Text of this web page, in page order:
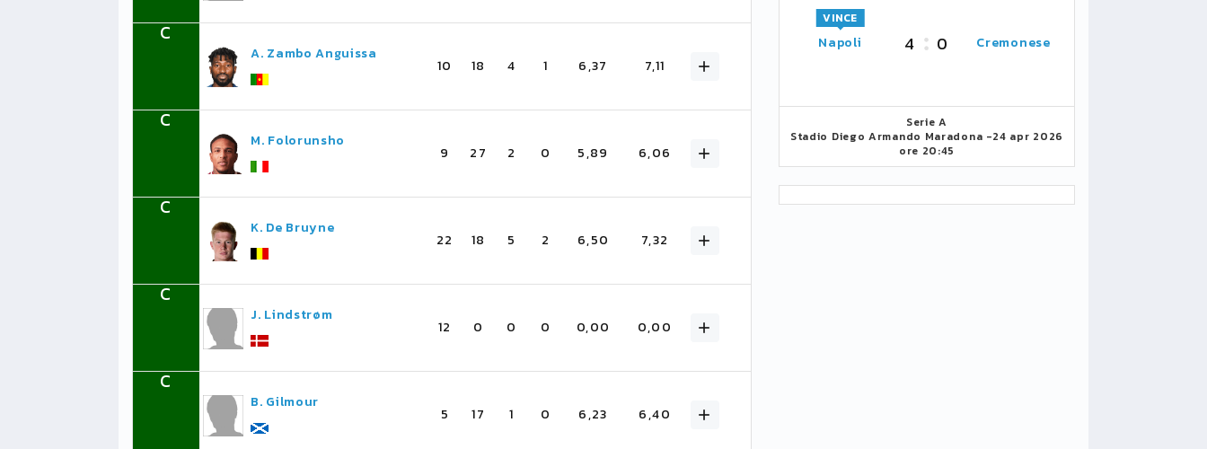
C
A. Zambo Anguissa
10 18 4 1 6,37 7,11
C
M. Folorunsho
9 27 2 0 5,89 6,06
C
K. De Bruyne
22 18 5 2 6,50 7,32
C
J. Lindstrøm
12 0 0 0 0,00 0,00
C
B. Gilmour
5 17 1 0 6,23 6,40
Napoli
VINCE
4 0 Cremonese
Serie A
Stadio Diego Armando Maradona -24 apr 2026
ore 20:45